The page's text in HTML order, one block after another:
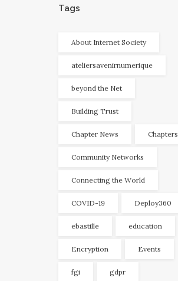
Tags
About Internet Society
ateliersavenirnumerique
beyond the Net
Building Trust
Chapter News Chapters
Community Networks
Connecting the World
COVID-19 Deploy360
ebastille education
Encryption Events
fgi gdpr